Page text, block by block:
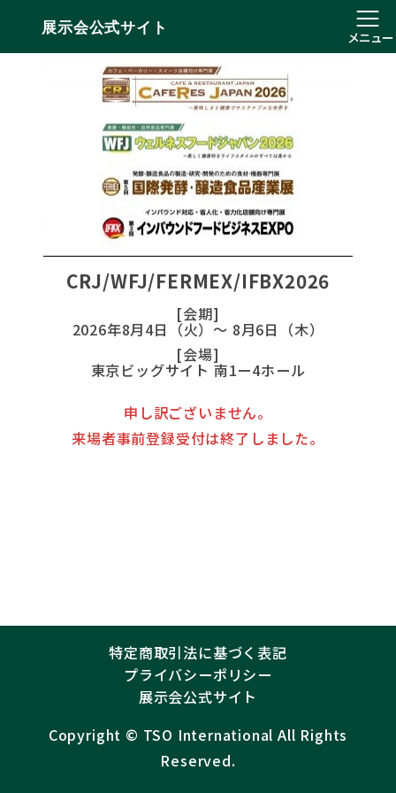
展示会公式サイト
メニュー
CRJ/WFJ/FERMEX/IFBX2026
[会期]
2026年8月4日（火）～ 8月6日（木）
[会場]
東京ビッグサイト 南1ー4ホール
申し訳ございません。
来場者事前登録受付は終了しました。
特定商取引法に基づく表記
プライバシーポリシー
展示会公式サイト
Copyright ©︎ TSO International All Rights
Reserved.